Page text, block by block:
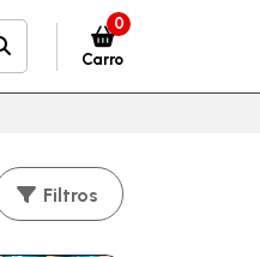
0
Carro
Filtros